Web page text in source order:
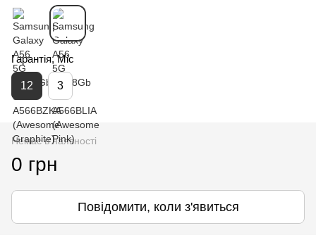
Гарантія, Міс
12 3
Немає в наявності
0 грн
Повідомити, коли з'явиться